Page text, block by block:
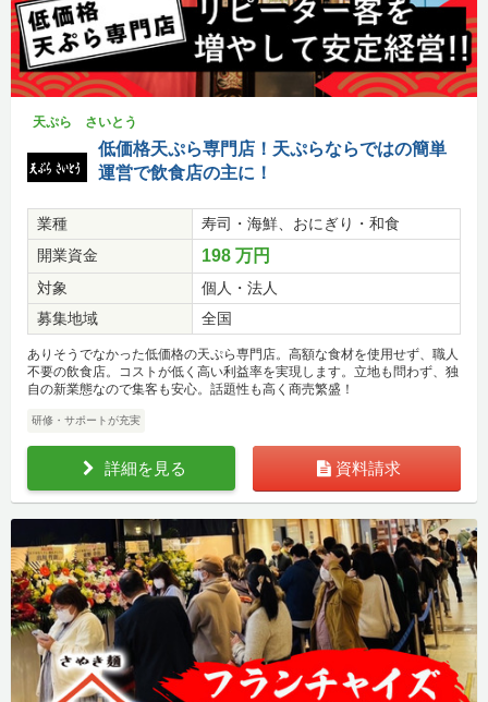
天ぷら さいとう
低価格天ぷら専門店！天ぷらならではの簡単
運営で飲食店の主に！
業種
寿司・海鮮、おにぎり・和食
開業資金
198 万円
対象
個人・法人
募集地域
全国
ありそうでなかった低価格の天ぷら専門店。高額な食材を使用せず、職人
不要の飲食店。コストが低く高い利益率を実現します。立地も問わず、独
自の新業態なので集客も安心。話題性も高く商売繁盛！
研修・サポートが充実
詳細を見る 資料請求